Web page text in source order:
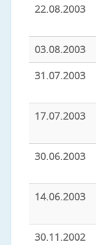
22.08.2003
03.08.2003
31.07.2003
17.07.2003
30.06.2003
14.06.2003
30.11.2002